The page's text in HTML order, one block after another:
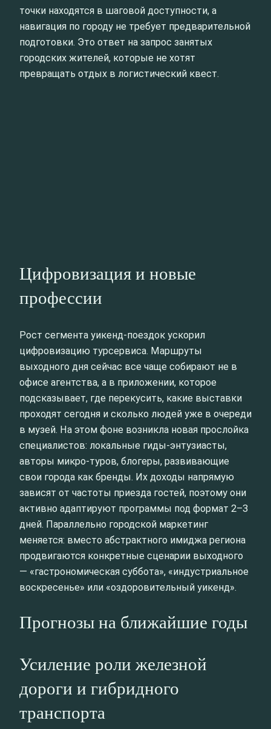
точки находятся в шаговой доступности, а
навигация по городу не требует предварительной
подготовки. Это ответ на запрос занятых
городских жителей, которые не хотят
превращать отдых в логистический квест.
Цифровизация и новые
профессии
Рост сегмента уикенд-поездок ускорил
цифровизацию турсервиса. Маршруты
выходного дня сейчас все чаще собирают не в
офисе агентства, а в приложении, которое
подсказывает, где перекусить, какие выставки
проходят сегодня и сколько людей уже в очереди
в музей. На этом фоне возникла новая прослойка
специалистов: локальные гиды-энтузиасты,
авторы микро-туров, блогеры, развивающие
свои города как бренды. Их доходы напрямую
зависят от частоты приезда гостей, поэтому они
активно адаптируют программы под формат 2–3
дней. Параллельно городской маркетинг
меняется: вместо абстрактного имиджа региона
продвигаются конкретные сценарии выходного
— «гастрономическая суббота», «индустриальное
воскресенье» или «оздоровительный уикенд».
Прогнозы на ближайшие годы
Усиление роли железной
дороги и гибридного
транспорта